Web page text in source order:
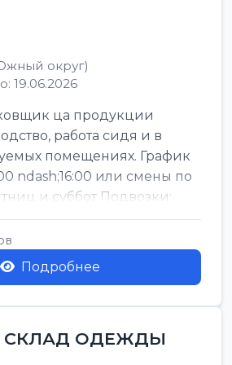
округ)
19.06.2026
ца продукции
работа сидя и в
помещениях. График
ndash;16:00 или смены по
и суббот Подвозки:
Подробнее
СКЛАД ОДЕЖДЫ